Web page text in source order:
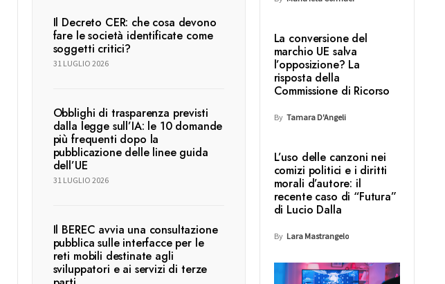
Il Decreto CER: che cosa devono
fare le società identificate come
soggetti critici?
31 LUGLIO 2026
Obblighi di trasparenza previsti
dalla legge sull’IA: le 10 domande
più frequenti dopo la
pubblicazione delle linee guida
dell’UE
31 LUGLIO 2026
Il BEREC avvia una consultazione
pubblica sulle interfacce per le
reti mobili destinate agli
sviluppatori e ai servizi di terze
La conversione del
marchio UE salva
l’opposizione? La
risposta della
Commissione di Ricorso
By Tamara D'Angeli
L’uso delle canzoni nei
comizi politici e i diritti
morali d’autore: il
recente caso di “Futura”
di Lucio Dalla
By Lara Mastrangelo